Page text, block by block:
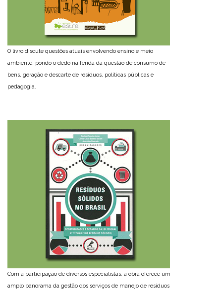
O livro discute questões atuais envolvendo ensino e meio
ambiente, pondo o dedo na ferida da questão de consumo de
bens, geração e descarte de resíduos, políticas públicas e
pedagogia.
Com a participação de diversos especialistas, a obra oferece um
amplo panorama da gestão dos serviços de manejo de resíduos